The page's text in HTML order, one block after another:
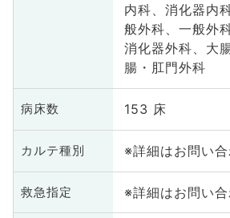
内科、消化器内
般外科、一般外
消化器外科、大
腸・肛門外科
病床数 153 床
カルテ種別 ※詳細はお問い
救急指定 ※詳細はお問い